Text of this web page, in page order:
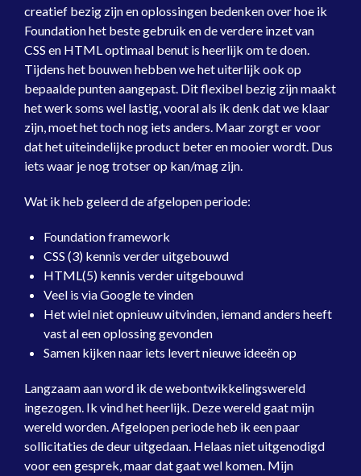
creatief bezig zijn en oplossingen bedenken over hoe ik
Foundation het beste gebruik en de verdere inzet van
CSS en HTML optimaal benut is heerlijk om te doen.
Tijdens het bouwen hebben we het uiterlijk ook op
bepaalde punten aangepast. Dit flexibel bezig zijn maakt
het werk soms wel lastig, vooral als ik denk dat we klaar
zijn, moet het toch nog iets anders. Maar zorgt er voor
dat het uiteindelijke product beter en mooier wordt. Dus
iets waar je nog trotser op kan/mag zijn.
Wat ik heb geleerd de afgelopen periode:
Foundation framework
CSS (3) kennis verder uitgebouwd
HTML(5) kennis verder uitgebouwd
Veel is via Google te vinden
Het wiel niet opnieuw uitvinden, iemand anders heeft
vast al een oplossing gevonden
Samen kijken naar iets levert nieuwe ideeën op
Langzaam aan word ik de webontwikkelingswereld
ingezogen. Ik vind het heerlijk. Deze wereld gaat mijn
wereld worden. Afgelopen periode heb ik een paar
sollicitaties de deur uitgedaan. Helaas niet uitgenodigd
voor een gesprek, maar dat gaat wel komen. Mijn